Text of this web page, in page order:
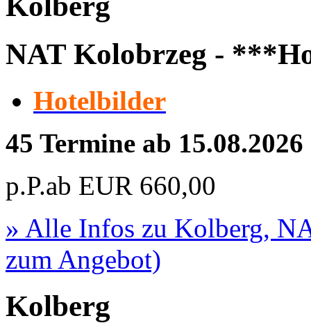
NAT Kolobrzeg -
Hotelbilder
45 Termine ab 15.08.2026
p.P.ab EUR 660,00
» Alle Infos zu Kolberg,
zum Angebot)
Kolberg